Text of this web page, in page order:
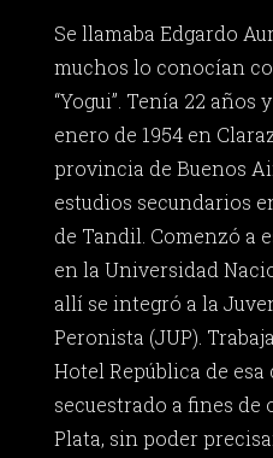
Se llamaba Edgardo
muchos lo conocían
“Yogui”. Tenía 22 años
enero de 1954 en
provincia de Buenos
estudios secundarios
de Tandil. Comenzó a
en la Universidad
allí se integró a la
Peronista (JUP).
Hotel República de esa
secuestrado a fines de
Plata, sin poder